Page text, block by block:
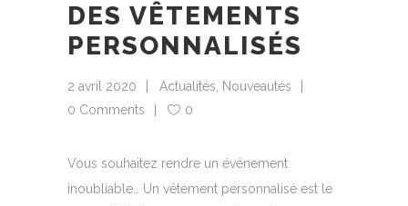
DES VÊTEMENTS
PERSONNALISÉS
2 avril 2020 Actualités
Nouveautés
0 Comments
0
Vous souhaitez rendre un événement
inoubliable… Un vêtement personnalisé est le